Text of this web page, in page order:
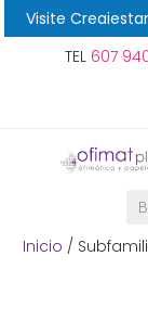
Visite
TEL 607
Inicio /